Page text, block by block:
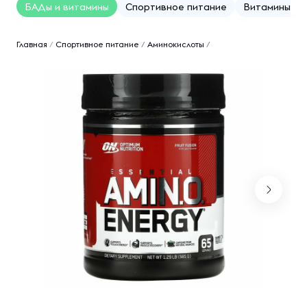
БАДы и витамины Спортивное питание Витамины
Главная / Спортивное питание / Аминокислоты /